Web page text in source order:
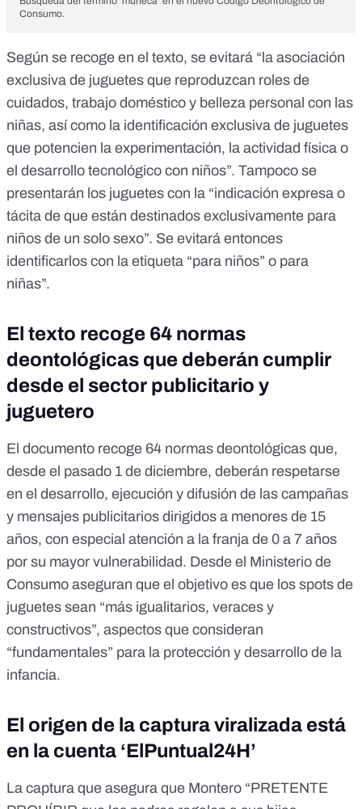
Consumo.
Según se recoge en el texto, se evitará “la asociación
exclusiva de juguetes que reproduzcan roles de
cuidados, trabajo doméstico y belleza personal con las
niñas, así como la identificación exclusiva de juguetes
que potencien la experimentación, la actividad física o
el desarrollo tecnológico con niños”. Tampoco se
presentarán los juguetes con la “indicación expresa o
tácita de que están destinados exclusivamente para
niños de un solo sexo”. Se evitará entonces
identificarlos con la etiqueta “para niños” o para
niñas”.
El texto recoge 64 normas
deontológicas que deberán cumplir
desde el sector publicitario y
juguetero
El documento recoge 64 normas deontológicas que,
desde el pasado 1 de diciembre, deberán respetarse
en el desarrollo, ejecución y difusión de las campañas
y mensajes publicitarios dirigidos a menores de 15
años, con especial atención a la franja de 0 a 7 años
por su mayor vulnerabilidad. Desde el Ministerio de
Consumo aseguran que el objetivo es que los spots de
juguetes sean “más igualitarios, veraces y
constructivos”, aspectos que consideran
“fundamentales” para la protección y desarrollo de la
infancia.
El origen de la captura viralizada está
en la cuenta ‘ElPuntual24H’
La captura que asegura que Montero “PRETENTE